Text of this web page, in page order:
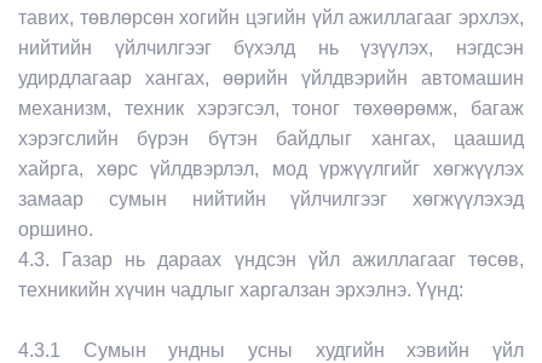
тавих, төвлөрсөн хогийн цэгийн үйл ажиллагааг эрхлэх,
нийтийн үйлчилгээг бүхэлд нь үзүүлэх, нэгдсэн
удирдлагаар хангах, өөрийн үйлдвэрийн автомашин
механизм, техник хэрэгсэл, тоног төхөөрөмж, багаж
хэрэгслийн бүрэн бүтэн байдлыг хангах, цаашид
хайрга, хөрс үйлдвэрлэл, мод үржүүлгийг хөгжүүлэх
замаар сумын нийтийн үйлчилгээг хөгжүүлэхэд
оршино.
4.3. Газар нь дараах үндсэн үйл ажиллагааг төсөв,
техникийн хүчин чадлыг харгалзан эрхэлнэ. Үүнд:
4.3.1 Сумын ундны усны худгийн хэвийн үйл